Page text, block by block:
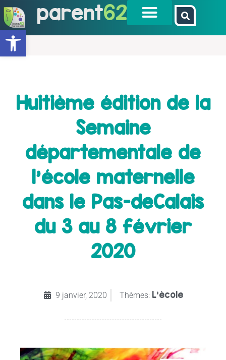
Ouvrir la barre d’outils
parent62
Huitième édition de la
Semaine
départementale de
l’école maternelle
dans le Pas-deCalais
du 3 au 8 février
2020
9 janvier, 2020 Thèmes: L'école